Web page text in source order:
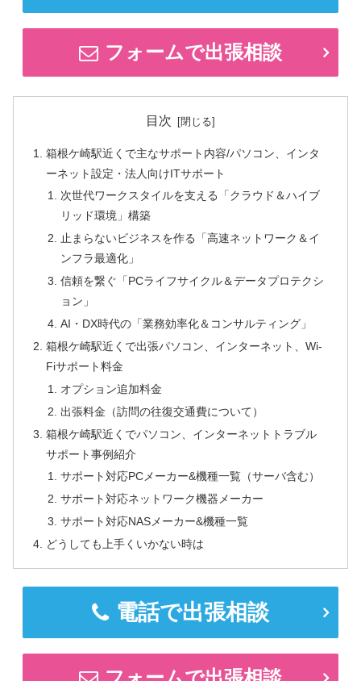
フォームで出張相談
目次
箱根ケ崎駅近くで主なサポート内容/パソコン、インタ
ーネット設定・法人向けITサポート
次世代ワークスタイルを支える「クラウド＆ハイブ
リッド環境」構築
止まらないビジネスを作る「高速ネットワーク＆イ
ンフラ最適化」
信頼を繋ぐ「PCライフサイクル＆データプロテクシ
ョン」
AI・DX時代の「業務効率化＆コンサルティング」
箱根ケ崎駅近くで出張パソコン、インターネット、Wi-
Fiサポート料金
オプション追加料金
出張料金（訪問の往復交通費について）
箱根ケ崎駅近くでパソコン、インターネットトラブル
サポート事例紹介
サポート対応PCメーカー&機種一覧（サーバ含む）
サポート対応ネットワーク機器メーカー
サポート対応NASメーカー&機種一覧
どうしても上手くいかない時は
電話で出張相談